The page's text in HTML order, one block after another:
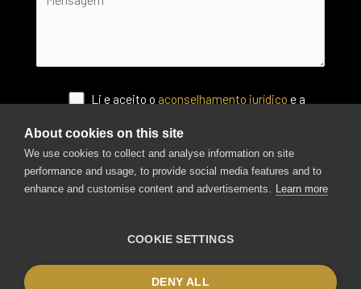
Li e aceito o aconselhamento jurídico e a
Copyright © 2026 Luxury Philippines Portugal
About cookies on this site
We use cookies to collect and analyse information on site
performance and usage, to provide social media features and to
enhance and customise content and advertisements. Learn more
COOKIE SETTINGS
DENY ALL